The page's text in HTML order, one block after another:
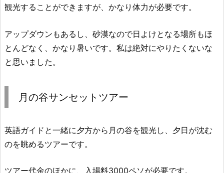
観光することができますが、かなり体力が必要です。
アップダウンもあるし、砂漠なので日よけとなる場所もほ
とんどなく、かなり暑いです。私は絶対にやりたくないな
と思いました。
月の谷サンセットツアー
英語ガイドと一緒に夕方から月の谷を観光し、夕日が沈む
のを眺めるツアーです。
ツアー代金のほかに、入場料3000ペソが必要です。